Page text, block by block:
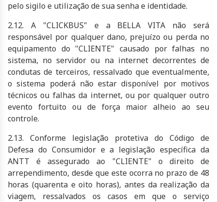
pelo sigilo e utilização de sua senha e identidade.
2.12. A "CLICKBUS" e a BELLA VITA não será
responsável por qualquer dano, prejuízo ou perda no
equipamento do "CLIENTE" causado por falhas no
sistema, no servidor ou na internet decorrentes de
condutas de terceiros, ressalvado que eventualmente,
o sistema poderá não estar disponível por motivos
técnicos ou falhas da internet, ou por qualquer outro
evento fortuito ou de força maior alheio ao seu
controle.
2.13. Conforme legislação protetiva do Código de
Defesa do Consumidor e a legislação específica da
ANTT é assegurado ao "CLIENTE" o direito de
arrependimento, desde que este ocorra no prazo de 48
horas (quarenta e oito horas), antes da realização da
viagem, ressalvados os casos em que o serviço